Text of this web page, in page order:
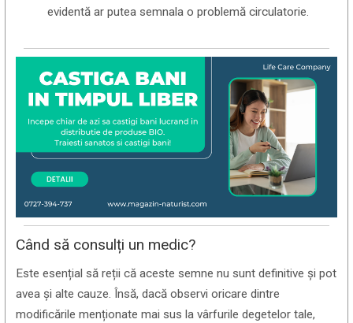
evidentă ar putea semnala o problemă circulatorie.
Când să consulți un medic?
Este esențial să reții că aceste semne nu sunt definitive și pot
avea și alte cauze. Însă, dacă observi oricare dintre
modificările menționate mai sus la vârfurile degetelor tale,